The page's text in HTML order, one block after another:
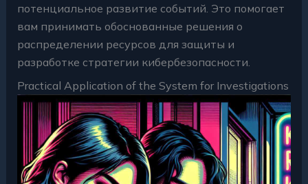
потенциальное развитие событий. Это помогает
вам принимать обоснованные решения о
распределении ресурсов для защиты и
разработке стратегии кибербезопасности.
Practical Application of the System for Investigations